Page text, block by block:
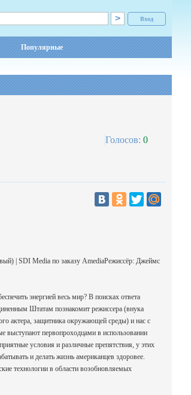
Вход
Популярные
Голосов: 0
| SDI Media по заказу AmediaРежиссёр: Джеймс
энергией весь мир? В поисках ответа
Штатам познакомит режиссера (внука
актера, защитника окружающей среды) и нас с
первопроходцами в использовании
условия и различные препятствия, у этих
и делать жизнь американцев здоровее.
технологии в области возобновляемых